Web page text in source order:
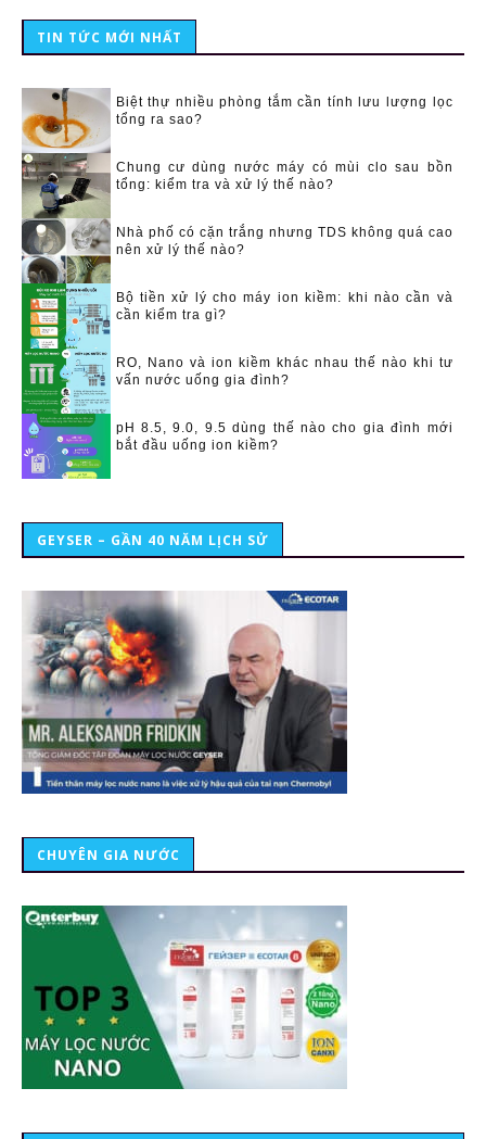
TIN TỨC MỚI NHẤT
Biệt thự nhiều phòng tắm cần tính lưu lượng lọc
tổng ra sao?
Chung cư dùng nước máy có mùi clo sau bồn
tổng: kiểm tra và xử lý thế nào?
Nhà phố có cặn trắng nhưng TDS không quá cao
nên xử lý thế nào?
Bộ tiền xử lý cho máy ion kiềm: khi nào cần và
cần kiểm tra gì?
RO, Nano và ion kiềm khác nhau thế nào khi tư
vấn nước uống gia đình?
pH 8.5, 9.0, 9.5 dùng thế nào cho gia đình mới
bắt đầu uống ion kiềm?
GEYSER – GẦN 40 NĂM LỊCH SỬ
CHUYÊN GIA NƯỚC